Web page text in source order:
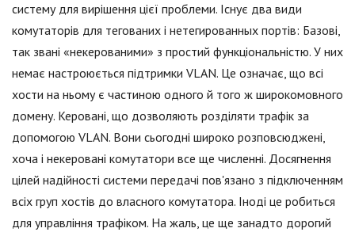
систему для вирішення цієї проблеми. Існує два види
комутаторів для тегованих і нетегированных портів: Базові,
так звані «некерованими» з простий функціональністю. У них
немає настроюється підтримки VLAN. Це означає, що всі
хости на ньому є частиною одного й того ж широкомовного
домену. Керовані, що дозволяють розділяти трафік за
допомогою VLAN. Вони сьогодні широко розповсюджені,
хоча і некеровані комутатори все ще численні. Досягнення
цілей надійності системи передачі пов'язано з підключенням
всіх груп хостів до власного комутатора. Іноді це робиться
для управління трафіком. На жаль, це ще занадто дорогий